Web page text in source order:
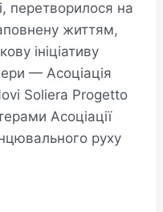
перетворилося на
життям,
ініціативу
— Асоціація
Soliera Progetto
Асоціації
руху